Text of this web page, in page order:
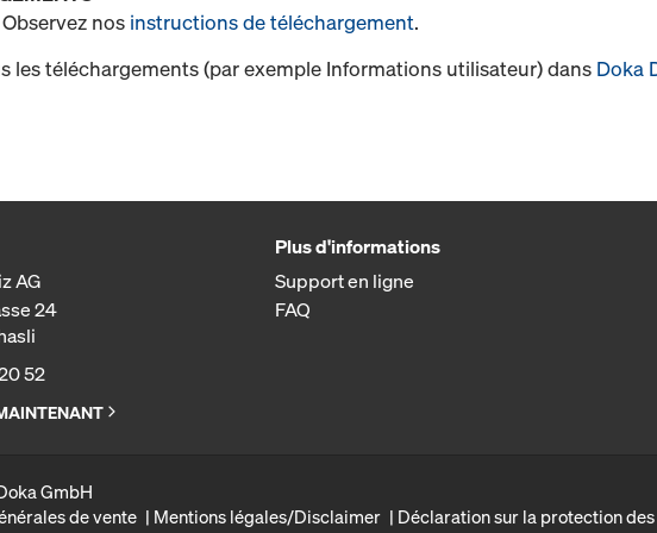
nos instructions de téléchargement.
les téléchargements (par exemple Informations utilisateur) dans Doka
AG
24
52
Plus d'informations
Support en ligne
FAQ
GmbH
de vente
Mentions légales/Disclaimer Déclaration sur la protection